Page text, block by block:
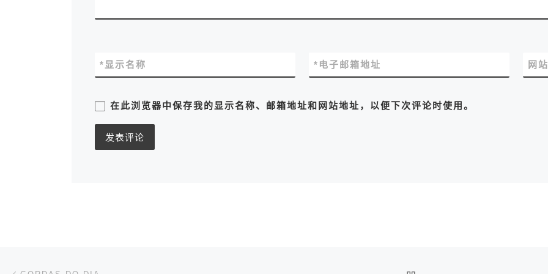
显示名称
* 电子邮箱地址
* 网
在此浏览器中保存我的显示名称、邮箱地址和网站地址，以便下次评论时使用。
文章导航